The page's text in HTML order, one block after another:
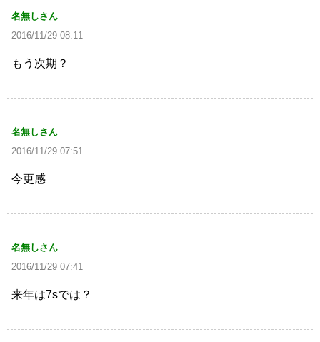
名無しさん
2016/11/29 08:11
もう次期？
名無しさん
2016/11/29 07:51
今更感
名無しさん
2016/11/29 07:41
来年は7sでは？